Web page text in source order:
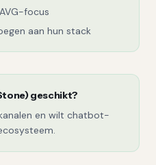
focus
aan hun stack
geschikt?
en wilt chatbot-